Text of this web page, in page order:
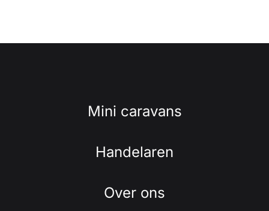
Mini caravans
Handelaren
Over ons